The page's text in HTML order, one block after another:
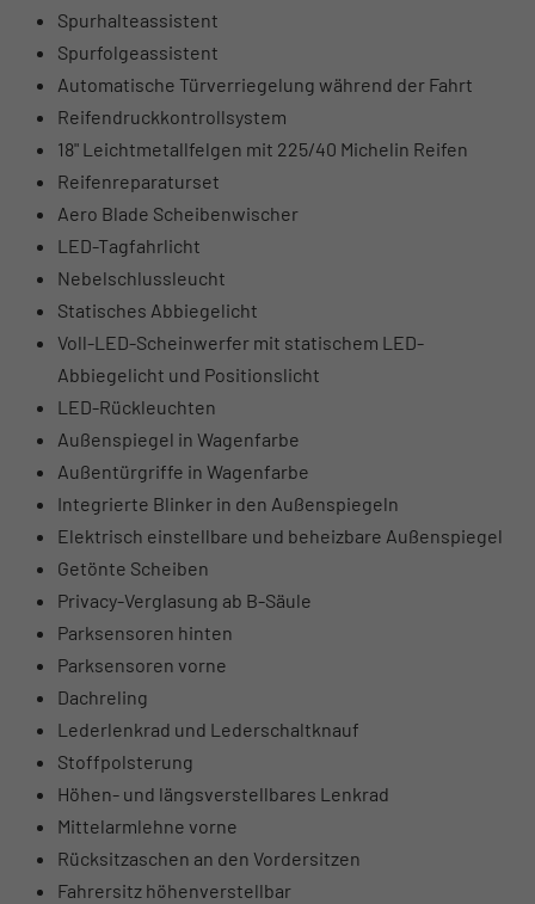
Spurhalteassistent
Spurfolgeassistent
Automatische Türverriegelung während der Fahrt
Reifendruckkontrollsystem
18" Leichtmetallfelgen mit 225/40 Michelin Reifen
Reifenreparaturset
Aero Blade Scheibenwischer
LED-Tagfahrlicht
Nebelschlussleucht
Statisches Abbiegelicht
Voll-LED-Scheinwerfer mit statischem LED-
Abbiegelicht und Positionslicht
LED-Rückleuchten
Außenspiegel in Wagenfarbe
Außentürgriffe in Wagenfarbe
Integrierte Blinker in den Außenspiegeln
Elektrisch einstellbare und beheizbare Außenspiegel
Getönte Scheiben
Privacy-Verglasung ab B-Säule
Parksensoren hinten
Parksensoren vorne
Dachreling
Lederlenkrad und Lederschaltknauf
Stoffpolsterung
Höhen- und längsverstellbares Lenkrad
Mittelarmlehne vorne
Rücksitzaschen an den Vordersitzen
Fahrersitz höhenverstellbar